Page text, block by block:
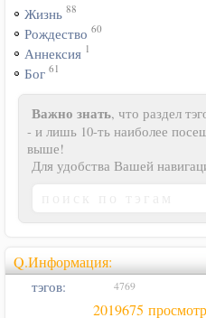
Жизнь 88
Рождество 60
Аннексия 1
Бог 61
Важно знать, что раздел
- и лишь 10-ть наиболее
выше!
Для удобства Вашей
Q.Информация:
тэгов: 4769
2019675